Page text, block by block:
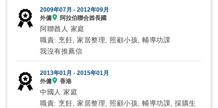
2009年07月 -2012年09月
外傭
阿拉伯聯合酋長國
阿聯酋人 家庭
職責: 烹飪, 家居整理, 照顧小孩, 輔導功課
我沒有推薦信
2013年01月 -2015年01月
外傭
香港
中國人 家庭
職責: 烹飪, 家居整理, 照顧小孩, 輔導功課, 採購生